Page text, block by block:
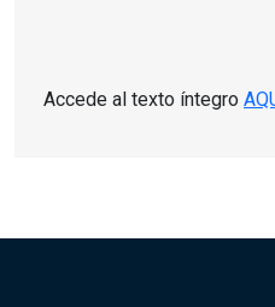
Accede al texto íntegro